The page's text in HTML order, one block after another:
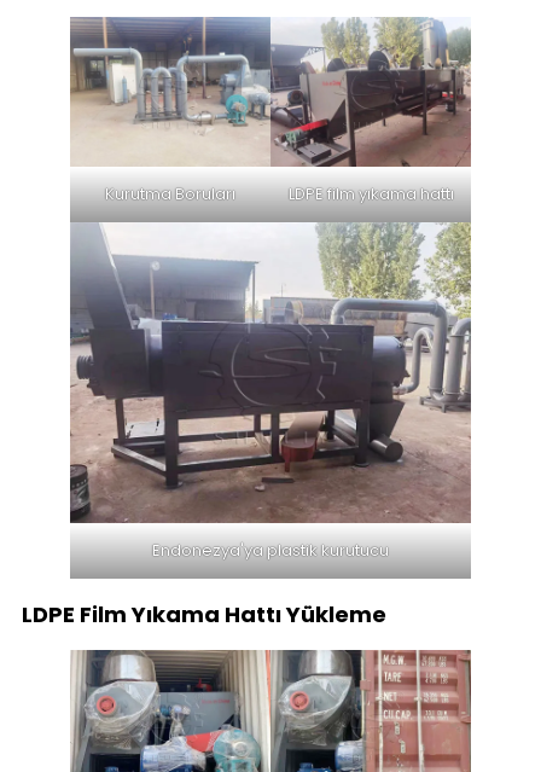
Kurutma Boruları LDPE film yıkama hattı
Endonezya'ya plastik kurutucu
LDPE Film Yıkama Hattı Yükleme